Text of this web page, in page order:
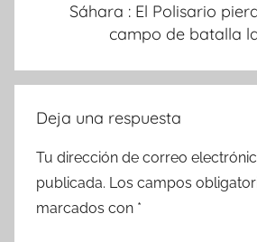
Sáhara : El Polisario
campo de batalla
Deja una respuesta
Tu dirección de correo
publicada. Los campos
marcados con *